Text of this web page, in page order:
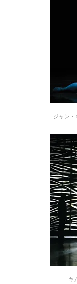
ジャン
キ